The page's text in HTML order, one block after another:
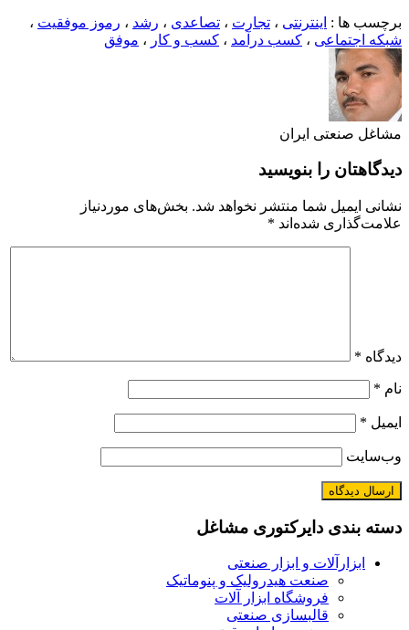
برچسب ها : اینترنتی ، تجارت ، تصاعدی ، رشد ، رموز موفقیت ،
شبکه اجتماعی ، کسب درآمد ، کسب و کار ، موفق
مشاغل صنعتی ایران
دیدگاهتان را بنویسید
نشانی ایمیل شما منتشر نخواهد شد. بخش‌های موردنیاز
علامت‌گذاری شده‌اند *
دیدگاه *
نام *
ایمیل *
وب‌سایت
دسته بندی دایرکتوری مشاغل
ابزارآلات و ابزار صنعتی
صنعت هیدرولیک و پنوماتیک
فروشگاه ابزار آلات
قالبسازی صنعتی